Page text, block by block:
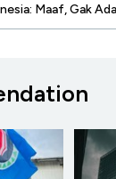
Maaf, Gak